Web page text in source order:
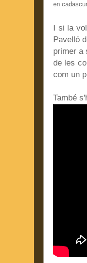
en
I si la
Pavelló
primer a
de les
com un
També